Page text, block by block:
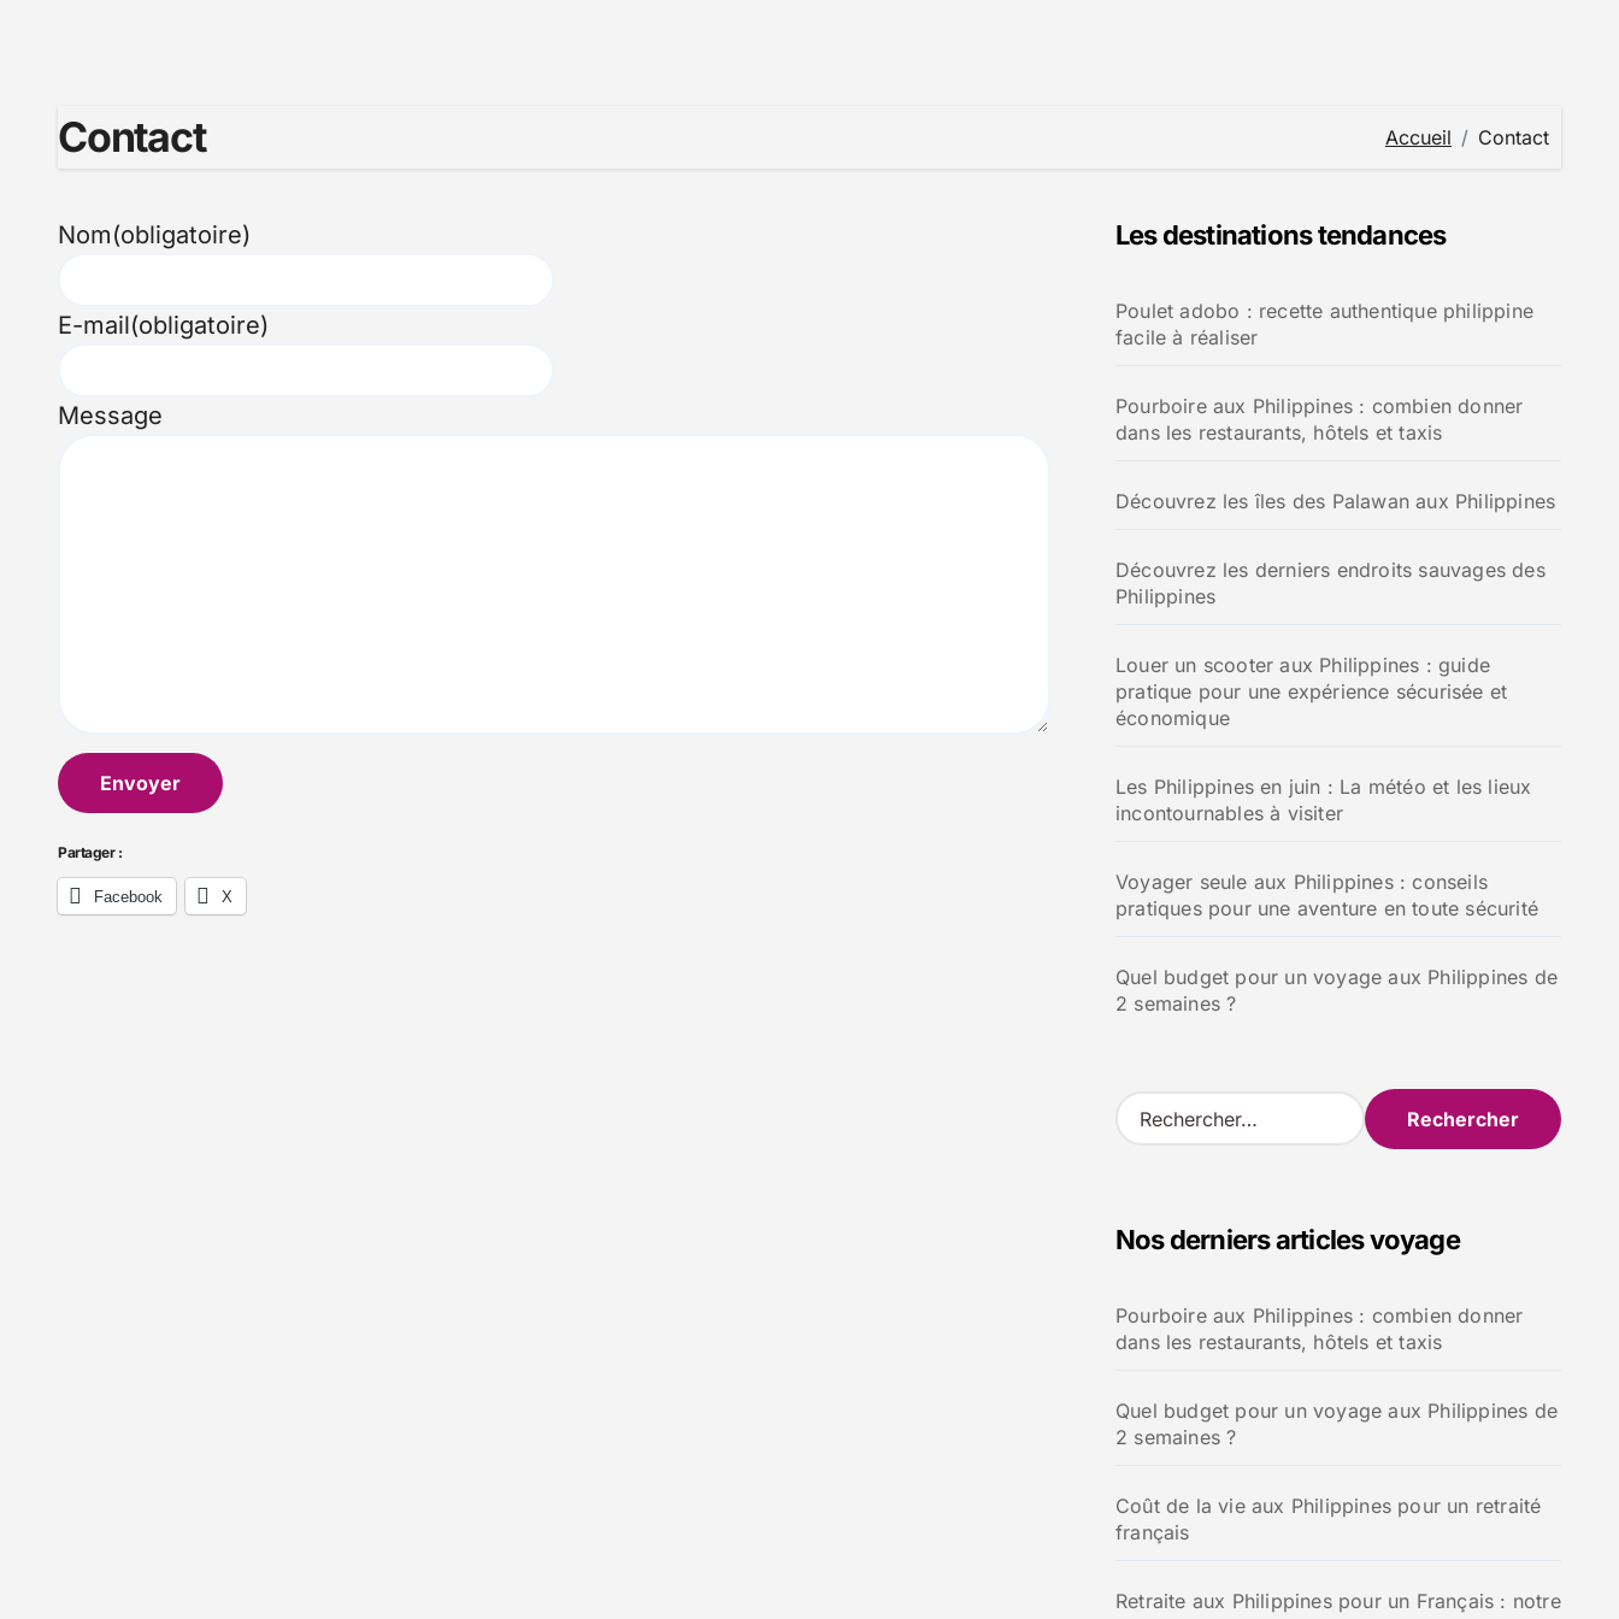
Contact Accueil Contact
Nom(obligatoire)
E-mail(obligatoire)
Message
Envoyer
Partager :
Facebook X
Les destinations tendances
Poulet adobo : recette authentique philippine
facile à réaliser
Pourboire aux Philippines : combien donner
dans les restaurants, hôtels et taxis
Découvrez les îles des Palawan aux Philippines
Découvrez les derniers endroits sauvages des
Philippines
Louer un scooter aux Philippines : guide
pratique pour une expérience sécurisée et
économique
Les Philippines en juin : La météo et les lieux
incontournables à visiter
Voyager seule aux Philippines : conseils
pratiques pour une aventure en toute sécurité
Quel budget pour un voyage aux Philippines de
2 semaines ?
R
e
r
e
r
Nos derniers articles voyage
Pourboire aux Philippines : combien donner
dans les restaurants, hôtels et taxis
Quel budget pour un voyage aux Philippines de
2 semaines ?
Coût de la vie aux Philippines pour un retraité
français
Retraite aux Philippines pour un Français : notre